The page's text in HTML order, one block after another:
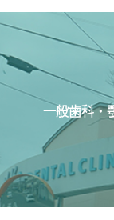
一般歯科・